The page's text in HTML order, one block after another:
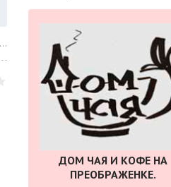
ДОМ ЧАЯ И КОФЕ НА
ПРЕОБРАЖЕНКЕ.